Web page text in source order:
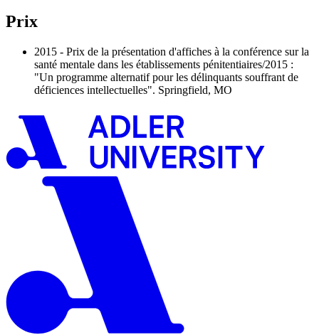
Prix
2015 - Prix de la présentation d'affiches à la conférence sur la
santé mentale dans les établissements pénitentiaires/2015 :
"Un programme alternatif pour les délinquants souffrant de
déficiences intellectuelles". Springfield, MO